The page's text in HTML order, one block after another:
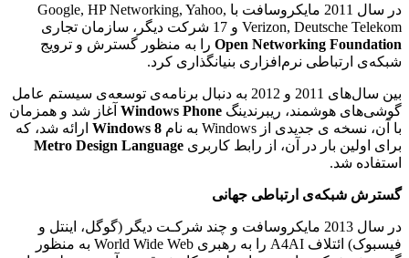
در سال 2011 مایکروسافت با Google, HP Networking, Yahoo,
Verizon, Deutsche Telekom و 17 شرکت دیگر، سازمان تجاری
Open Networking Foundation را به منظور گسترش و ترویج
شبکه‌ی ارتباطی نرم‌افزاری بنیانگذاری کرد.
بین سال‌های 2011 و 2012 به دنبال برنامه‌ی توسعه‌ی سیستم عامل
گوشی‌های هوشمند، ریبرندینگ Windows Phone آغاز شد و همزمان
با آن، نسخه ی جدیدی از Windows به نام
Windows 8 ارائه شد، که
برای اولین بار در آن، از رابط کاربری Metro Design Language
استفاده شد.
گسترش شبکه‌ی ارتباطی جهانی
در سال 2013 مایکروسافت و چند شرکـت دیگر (گوگل، اینتل و
فیسبوک) ائتلاف A4AI را به رهبری World Wide Web به منظور